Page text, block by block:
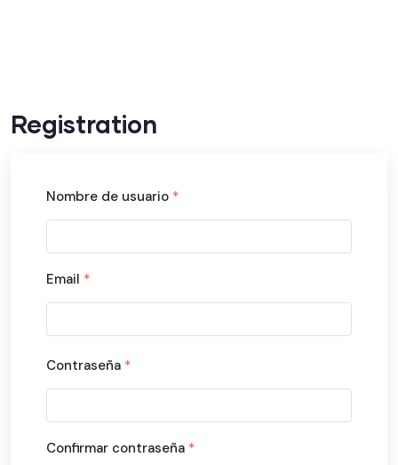
Registration
Nombre de usuario *
Email *
Contraseña *
Confirmar contraseña *